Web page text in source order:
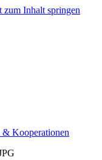
zum Inhalt springen
& Kooperationen